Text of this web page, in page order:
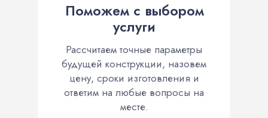
Поможем с выбором
услуги
Рассчитаем точные параметры
будущей конструкции, назовем
цену, сроки изготовления и
ответим на любые вопросы на
месте.